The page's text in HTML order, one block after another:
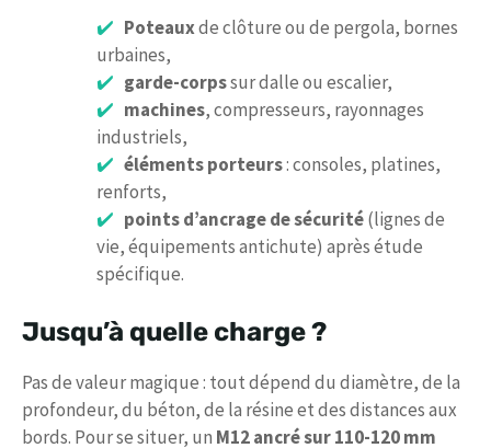
Poteauxde clôture ou de pergola, bornes
urbaines,
garde-corpssur dalle ou escalier,
machines, compresseurs, rayonnages
industriels,
éléments porteurs: consoles, platines,
renforts,
points d’ancrage de sécurité(lignes de
vie, équipements antichute) après étude
spécifique.
Jusqu’à quelle charge ?
Pas de valeur magique : tout dépend du diamètre, de la
profondeur, du béton, de la résine et des distances aux
bords. Pour se situer, un M12 ancré sur 110-120 mm